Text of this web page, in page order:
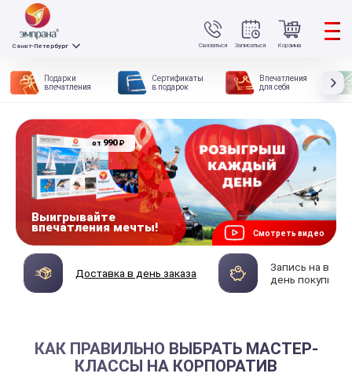
Связаться
Санкт-Петербург Записаться Корзина
Подарки
впечатления
Сертификаты
в подарок
Впечатления
для себя
Смотреть видео
от 990₽
Выигрывайте
впечатления мечты!
Доставка в день заказа
Запись на
день покупки
КАК ПРАВИЛЬНО ВЫБРАТЬ МАСТЕР-
КЛАССЫ НА КОРПОРАТИВ